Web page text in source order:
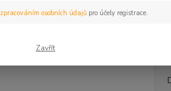
zpracováním osobních údajůpro účely registrace.
Zavřít